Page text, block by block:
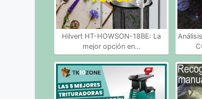
Hilvert HT-HOWSON-18BE: La
mejor opción en…